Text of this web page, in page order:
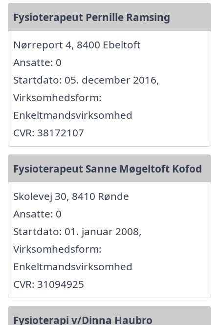
Fysioterapeut Pernille Ramsing
Nørreport 4, 8400 Ebeltoft
Ansatte: 0
Startdato: 05. december 2016,
Virksomhedsform:
Enkeltmandsvirksomhed
CVR: 38172107
Fysioterapeut Sanne Møgeltoft Kofod
Skolevej 30, 8410 Rønde
Ansatte: 0
Startdato: 01. januar 2008,
Virksomhedsform:
Enkeltmandsvirksomhed
CVR: 31094925
Fysioterapi v/Dinna Haubro